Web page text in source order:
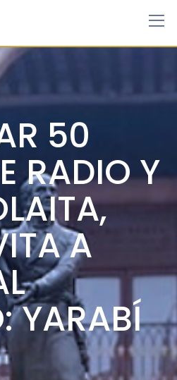
50
RADIO Y
A
YARABÍ